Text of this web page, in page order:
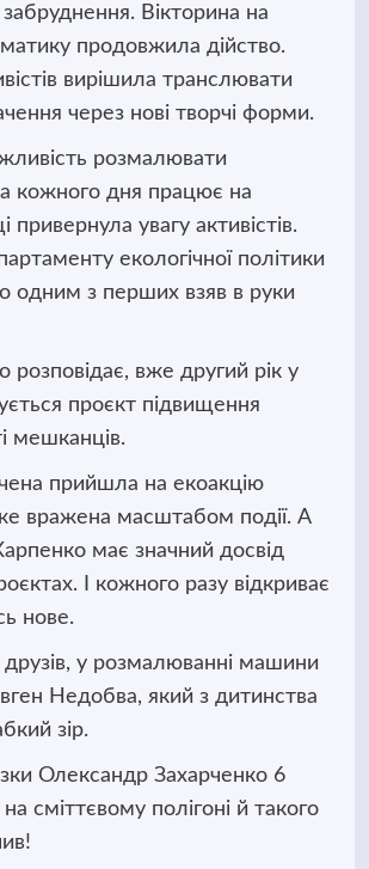
Вікторина на
продовжила дійство.
вирішила транслювати
через нові творчі форми.
розмалювати
кожного дня працює на
привернула увагу активістів.
екологічної політики
одним з перших взяв в руки
вже другий рік у
проєкт підвищення
мешканців.
прийшла на екоакцію
вражена масштабом події. А
має значний досвід
І кожного разу відкриває
нове.
у розмалюванні машини
Недобва, який з дитинства
зір.
Олександр Захарченко 6
сміттєвому полігоні й такого